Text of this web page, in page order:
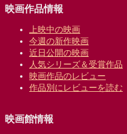
映画作品情報
上映中の映画
今週の新作映画
近日公開の映画
人気シリーズ＆受賞作品
映画作品のレビュー
作品別にレビューを読む
映画館情報